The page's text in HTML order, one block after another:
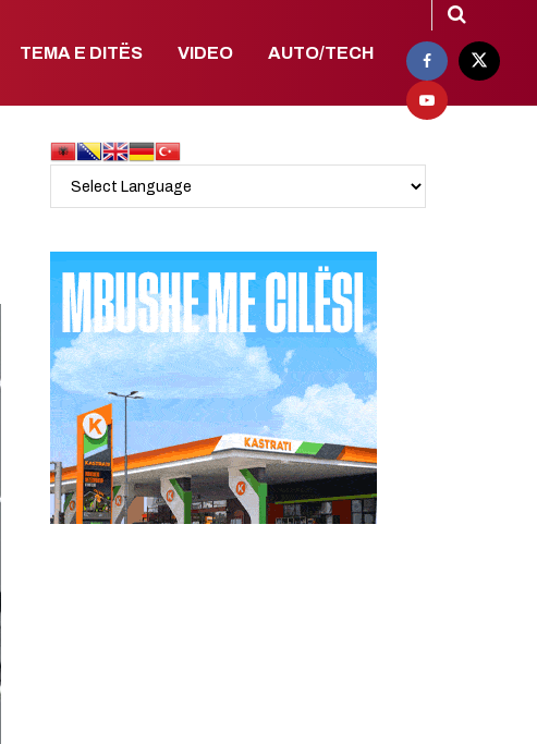
TEMA E DITËS VIDEO AUTO/TECH